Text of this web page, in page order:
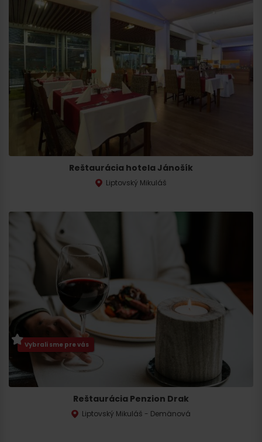
Reštaurácia hotela Jánošík
Liptovský Mikuláš
Vybrali sme pre vás
Reštaurácia Penzion Drak
Liptovský Mikuláš - Demänová